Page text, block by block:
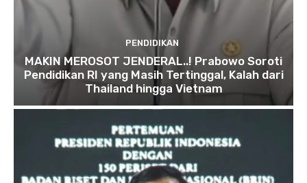
PENDIDIKAN
MAKIN MEROSOT JENDERAL..! Prabowo Soroti
Pendidikan RI yang Masih Tertinggal, Kalah dari
Thailand hingga Vietnam